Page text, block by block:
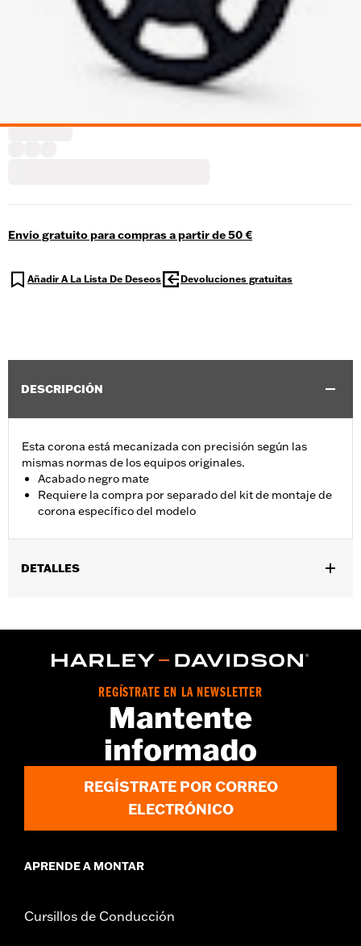
Envío gratuito para compras a partir de 50 €
Añadir A La Lista De Deseos Devoluciones gratuitas
DESCRIPCIÓN
Esta corona está mecanizada con precisión según las
mismas normas de los equipos originales.
Acabado negro mate
Requiere la compra por separado del kit de montaje de
corona específico del modelo
DETALLES
REGÍSTRATE EN LA NEWSLETTER
Mantente
informado
REGÍSTRATE POR CORREO
ELECTRÓNICO
APRENDE A MONTAR
Cursillos de Conducción